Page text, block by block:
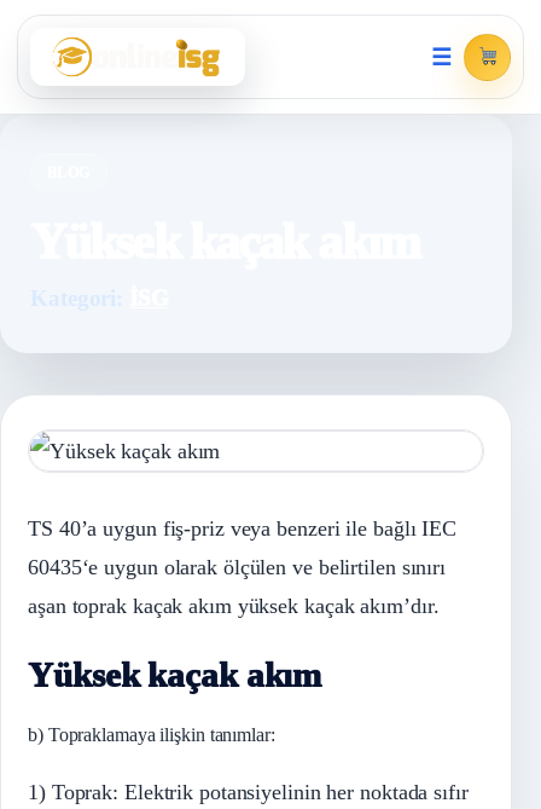
☰
Kategori:
TS 40’a uygun fiş-priz veya benzeri ile bağlı IEC
60435‘e uygun olarak ölçülen ve belirtilen sınırı
aşan toprak kaçak akım yüksek kaçak akım’dır.
Yüksek kaçak akım
b) Topraklamaya ilişkin tanımlar:
1) Toprak: Elektrik potansiyelinin her noktada sıfır